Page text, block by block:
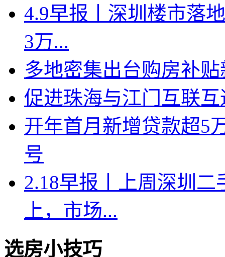
4.9早报丨深圳楼市落
3万...
多地密集出台购房补
促进珠海与江门互联
开年首月新增贷款超5
号
2.18早报丨上周深圳二
上，市场...
选房小技巧